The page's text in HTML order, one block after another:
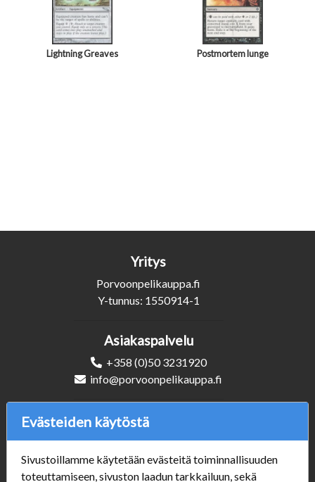
Lightning Greaves Postmortem lunge
Yritys
Porvoonpelikauppa.fi
Y-tunnus: 1550914-1
Asiakaspalvelu
+358 (0)50 3231920
info@porvoonpelikauppa.fi
Seuraa Meitä
Evästeiden käytöstä
Sivustoillamme käytetään evästeitä toiminnallisuuden
toteuttamiseen, sivuston laadun tarkkailuun, sekä